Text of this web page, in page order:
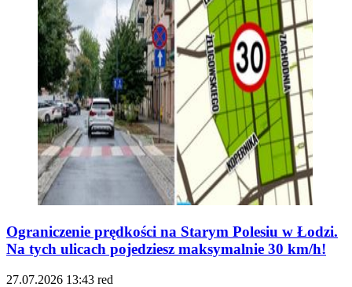
Ograniczenie prędkości na Starym Polesiu w Łodzi.
Na tych ulicach pojedziesz maksymalnie 30 km/h!
27.07.2026 13:43 red